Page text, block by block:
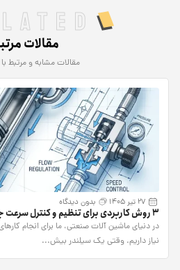
مقالات
مقالات مشابه و مرتبط
27 تیر 1405 بدون دیدگاه
۳ روش کاربردی برای تنظیم و کنترل سرعت جک هیدرولیک
در دنیای ماشین آلات صنعتی، ما برای انجام
نیاز داریم. وقتی یک سیلندر بیش...